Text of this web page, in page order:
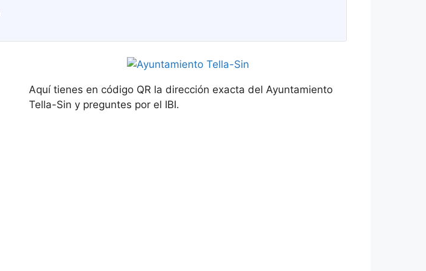
Aquí tienes en código QR la dirección exacta del Ayuntamiento
Tella-Sin y preguntes por el IBI.